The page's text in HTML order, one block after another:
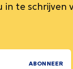
in te schrijven
ABONNEER